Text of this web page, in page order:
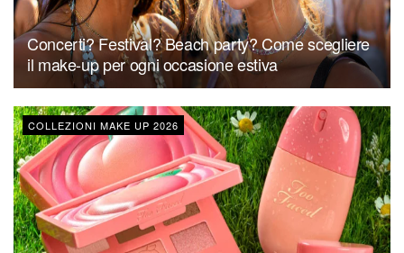
Concerti? Festival? Beach party? Come scegliere
il make-up per ogni occasione estiva
COLLEZIONI MAKE UP 2026